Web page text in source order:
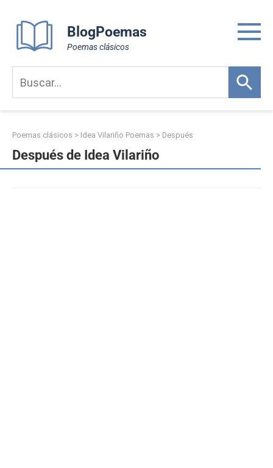
content
BlogPoemas
Poemas clásicos
Poemas clásicos > Idea Vilariño Poemas > Después
Después de Idea Vilariño